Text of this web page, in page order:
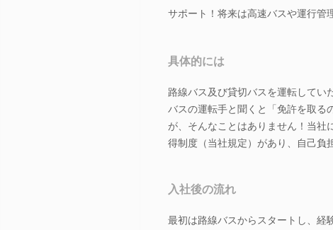
サポート！将来は高速バスや運行
具体的には
路線バス及び貸切バスを運転してい
バスの運転手と聞くと「免許を取る
が、そんなことはありません！当社
得制度（当社規定）があり、自己負
入社後の流れ
最初は路線バスからスタートし、経